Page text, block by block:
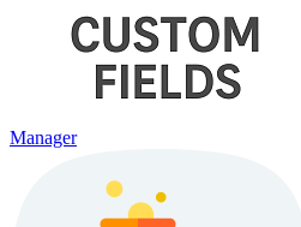
Manager